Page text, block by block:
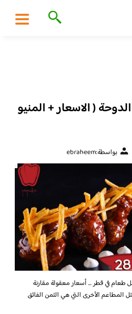
( الاسعار + المنيو
بواسطة:ebraheem
طعام في قطر … أسعار معقولة مقارنة
المطاعم الأخرى التي هي الثمن الفائق